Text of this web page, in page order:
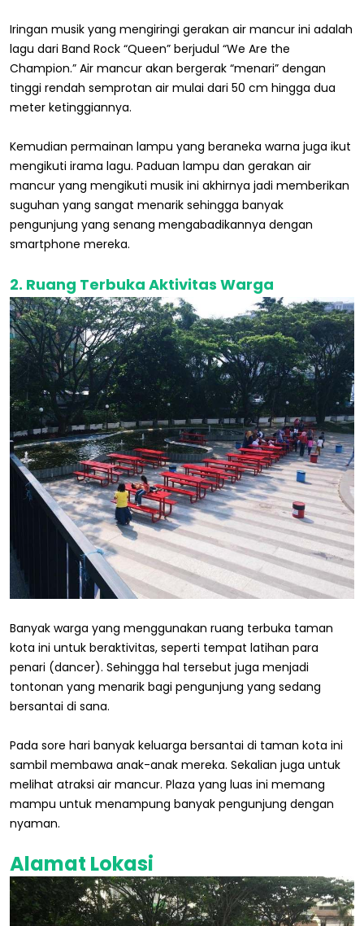
Iringan musik yang mengiringi gerakan air mancur ini adalah
lagu dari Band Rock “Queen” berjudul “We Are the
Champion.” Air mancur akan bergerak “menari” dengan
tinggi rendah semprotan air mulai dari 50 cm hingga dua
meter ketinggiannya.
Kemudian permainan lampu yang beraneka warna juga ikut
mengikuti irama lagu. Paduan lampu dan gerakan air
mancur yang mengikuti musik ini akhirnya jadi memberikan
suguhan yang sangat menarik sehingga banyak
pengunjung yang senang mengabadikannya dengan
smartphone mereka.
2. Ruang Terbuka Aktivitas Warga
Banyak warga yang menggunakan ruang terbuka taman
kota ini untuk beraktivitas, seperti tempat latihan para
penari (dancer). Sehingga hal tersebut juga menjadi
tontonan yang menarik bagi pengunjung yang sedang
bersantai di sana.
Pada sore hari banyak keluarga bersantai di taman kota ini
sambil membawa anak-anak mereka. Sekalian juga untuk
melihat atraksi air mancur. Plaza yang luas ini memang
mampu untuk menampung banyak pengunjung dengan
nyaman.
Alamat Lokasi